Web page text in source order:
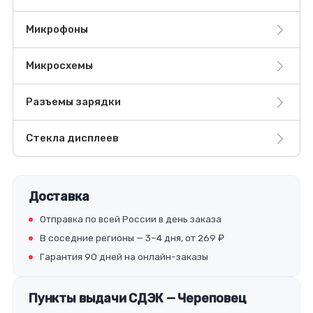
Микрофоны
Микросхемы
Разъемы зарядки
Стекла дисплеев
Доставка
Отправка по всей России в день заказа
В соседние регионы — 3–4 дня, от 269 ₽
Гарантия 90 дней на онлайн-заказы
Пункты выдачи СДЭК — Череповец